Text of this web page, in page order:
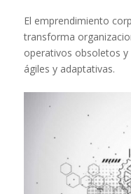
El emprendimiento
transforma
operativos obsoletos
ágiles y adaptativas.